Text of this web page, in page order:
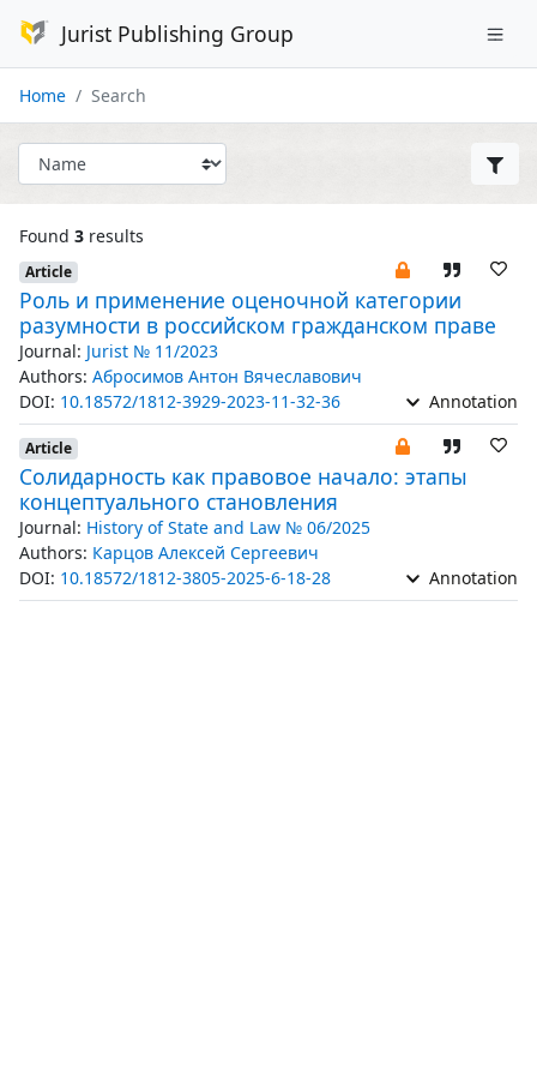
Jurist Publishing Group
Home Search
Found 3 results
Article
Роль и применение оценочной категории
разумности в российском гражданском праве
Journal: Jurist № 11/2023
Authors: Абросимов Антон Вячеславович
DOI: 10.18572/1812-3929-2023-11-32-36 Annotation
Article
Солидарность как правовое начало: этапы
концептуального становления
Journal: History of State and Law № 06/2025
Authors: Карцов Алексей Сергеевич
DOI: 10.18572/1812-3805-2025-6-18-28 Annotation